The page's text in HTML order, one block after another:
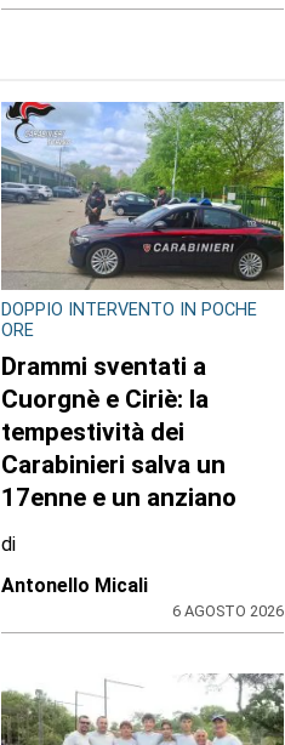
DOPPIO INTERVENTO IN POCHE
ORE
Drammi sventati a
Cuorgnè e Ciriè: la
tempestività dei
Carabinieri salva un
17enne e un anziano
di
Antonello Micali
6 AGOSTO 2026